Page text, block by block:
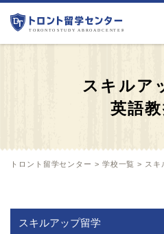
スキルア
英語
トロント留学センター > 学校一覧 > スキ